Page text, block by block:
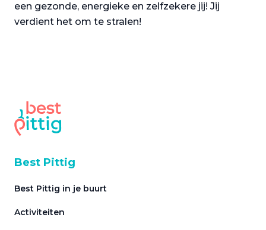
een gezonde, energieke en zelfzekere jij! Jij
verdient het om te stralen!
Best Pittig
Best Pittig in je buurt
Activiteiten